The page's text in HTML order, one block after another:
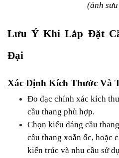
(ảnh
Lưu Ý Khi Lắp Đặt
Đại
Xác Định Kích Thước Và
Đo đạc chính xác kích
cầu thang phù hợp.
Chọn kiểu dáng cầu
cầu thang xoắn ốc, hoặc
kiến trúc và nhu cầu sử